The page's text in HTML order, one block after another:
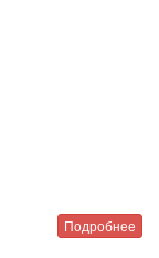
Подробнее